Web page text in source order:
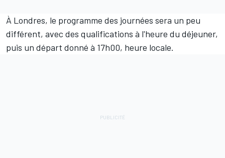
À Londres, le programme des journées sera un peu
différent, avec des qualifications à l'heure du déjeuner,
puis un départ donné à 17h00, heure locale.